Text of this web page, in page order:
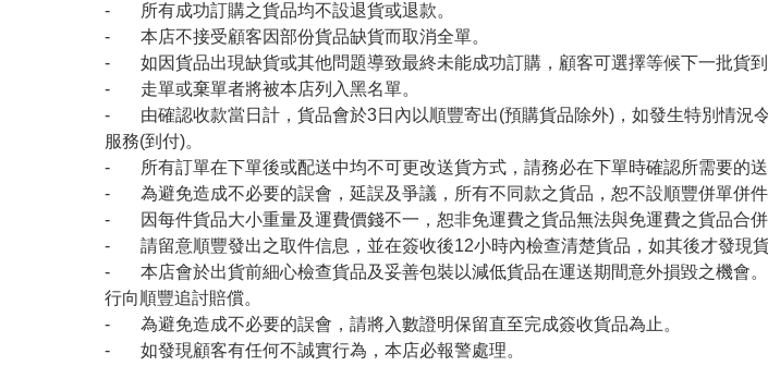
- 所有成功訂購之貨品均不設退貨或退款。
- 本店不接受顧客因部份貨品缺貨而取消全單。
- 如因貨品出現缺貨或其他問題導致最終未能成功訂購，顧客可選擇等候下一批貨到
- 走單或棄單者將被本店列入黑名單。
- 由確認收款當日計，貨品會於3日內以順豐寄出(預購貨品除外)，如發生特別情況
服務(到付)。
- 所有訂單在下單後或配送中均不可更改送貨方式，請務必在下單時確認所需要的送
- 為避免造成不必要的誤會，延誤及爭議，所有不同款之貨品，恕不設順豐併單併件
- 因每件貨品大小重量及運費價錢不一，恕非免運費之貨品無法與免運費之貨品合併
- 請留意順豐發出之取件信息，並在簽收後12小時內檢查清楚貨品，如其後才發現貨
- 本店會於出貨前細心檢查貨品及妥善包裝以減低貨品在運送期間意外損毀之機會
行向順豐追討賠償。
- 為避免造成不必要的誤會，請將入數證明保留直至完成簽收貨品為止。
- 如發現顧客有任何不誠實行為，本店必報警處理。